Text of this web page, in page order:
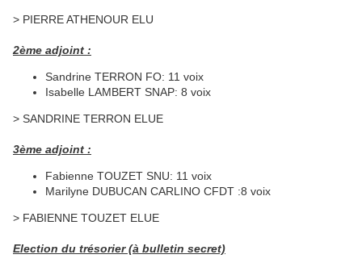
> PIERRE ATHENOUR ELU
2ème adjoint :
Sandrine TERRON FO: 11 voix
Isabelle LAMBERT SNAP: 8 voix
> SANDRINE TERRON ELUE
3ème adjoint :
Fabienne TOUZET SNU: 11 voix
Marilyne DUBUCAN CARLINO CFDT :8 voix
> FABIENNE TOUZET ELUE
Election du trésorier (à bulletin secret)